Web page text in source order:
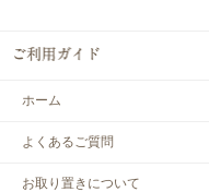
ホーム
よくあるご質問
お取り置きについて